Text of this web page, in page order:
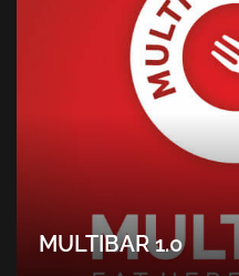
MULTIBAR 1.0